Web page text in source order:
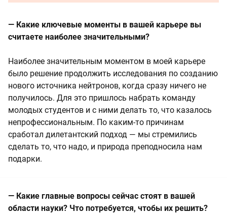
— Какие ключевые моменты в вашей карьере вы
считаете наиболее значительными?
Наиболее значительным моментом в моей карьере
было решение продолжить исследования по созданию
нового источника нейтронов, когда сразу ничего не
получилось. Для это пришлось набрать команду
молодых студентов и с ними делать то, что казалось
непрофессиональным. По каким-то причинам
сработал дилетантский подход — мы стремились
сделать то, что надо, и природа преподносила нам
подарки.
— Какие главные вопросы сейчас стоят в вашей
области науки? Что потребуется, чтобы их решить?